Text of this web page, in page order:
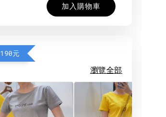
加入購物車
元
瀏覽全部